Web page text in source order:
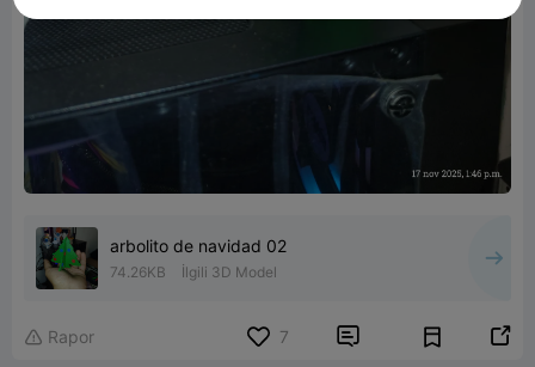
arbolito de navidad 02
74.26KB İlgili 3D Model
 Rapor 7  